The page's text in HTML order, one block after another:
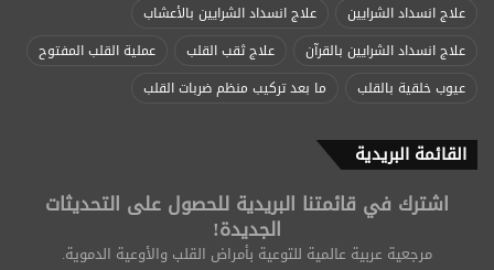
علاج انسداد الشرايين
علاج انسداد الشرايين بالأعشاب
علاج انسداد الشرايين بالقرآن
علاج ثقب القلب
عملية القلب المفتوح
عيوب خلقية بالقلب
ما بعد تركيب منظم ضربات القلب
القائمة البريدية
اشترك في قائمتنا البريدية للحصول على التحديثات
الجديدة!
مرجعية عربية عالمية للتوعية بأمراض القلب والأوعية الدموية.